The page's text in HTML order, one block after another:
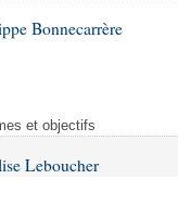
Bonnecarrère
et objectifs
Leboucher